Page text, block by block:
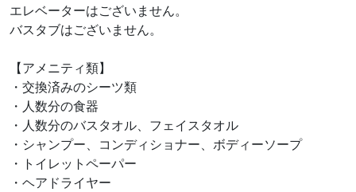
エレベーターはございません。
バスタブはございません。
【アメニティ類】
・交換済みのシーツ類
・人数分の食器
・人数分のバスタオル、フェイスタオル
・シャンプー、コンディショナー、ボディーソープ
・トイレットペーパー
・ヘアドライヤー